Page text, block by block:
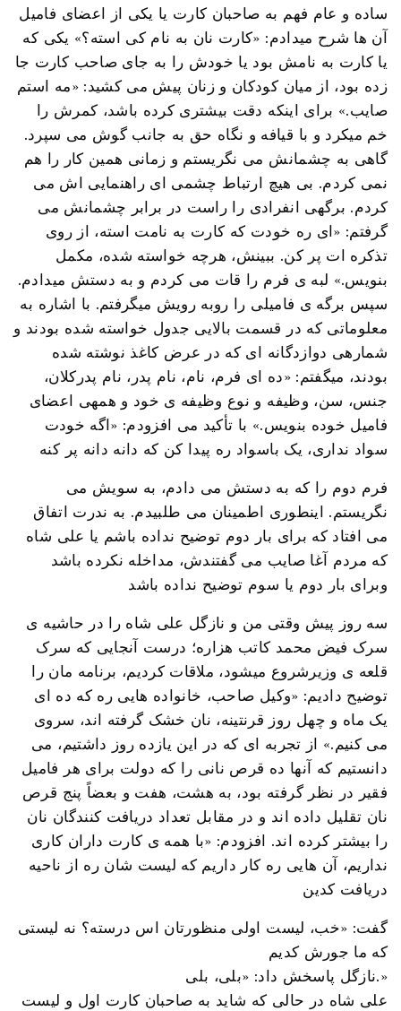
ساده و عام فهم به صاحبان کارت یا یکی از اعضای فامیل
آن ها شرح میدادم: «کارت نان به نام کی استه؟» یکی که
یا کارت به نامش بود یا خودش را به جای صاحب کارت جا
زده بود، از میان کودکان و زنان پیش می کشید: «مه استم
صایب.» برای اینکه دقت بیشتری کرده باشد، کمرش را
خم میکرد و با قیافه و نگاه حق به جانب گوش می سپرد.
گاهی به چشمانش می نگریستم و زمانی همین کار را هم
نمی کردم. بی هیچ ارتباط چشمی ای راهنمایی اش می
کردم. برگهی انفرادی را راست در برابر چشمانش می
گرفتم: «ای ره خودت که کارت به نامت استه، از روی
تذکره ات پر کن. ببینش، هرچه خواسته شده، مکمل
بنویس.» لبه ی فرم را قات می کردم و به دستش میدادم.
سپس برگه ی فامیلی را روبه رویش میگرفتم. با اشاره به
معلوماتی که در قسمت بالایی جدول خواسته شده بودند و
شمارهی دوازدگانه ای که در عرض کاغذ نوشته شده
بودند، میگفتم: «ده ای فرم، نام، نام پدر، نام پدرکلان،
جنس، سن، وظیفه و نوع وظیفه ی خود و همهی اعضای
فامیل خوده بنویس.» با تأکید می افزودم: «اگه خودت
سواد نداری، یک باسواد ره پیدا کن که دانه دانه پر کنه
فرم دوم را که به دستش می دادم، به سویش می
نگریستم. اینطوری اطمینان می طلبیدم. به ندرت اتفاق
می افتاد که برای بار دوم توضیح نداده باشم یا علی شاه
که مردم آغا صایب می گفتندش، مداخله نکرده باشد
وبرای بار دوم یا سوم توضیح نداده باشد
سرک فیض محمد کاتب هزاره؛ درست آنجایی که سرک
قلعه ی وزیرشروع میشود، ملاقات کردیم، برنامه مان را
توضیح دادیم: «وکیل صاحب، خانواده هایی ره که ده ای
یک ماه و چهل روز قرنتینه، نان خشک گرفته اند، سروی
می کنیم.» از تجربه ای که در این یازده روز داشتیم، می
دانستیم که آنها ده قرص نانی را که دولت برای هر فامیل
فقیر در نظر گرفته بود، به هشت، هفت و بعضاً پنج قرص
نان تقلیل داده اند و در مقابل تعداد دریافت کنندگان نان
را بیشتر کرده اند. افزودم: «با همه ی کارت داران کاری
نداریم، آن هایی ره کار داریم که لیست شان ره از ناحیه
دریافت کدین
گفت: «خب، لیست اولی منظورتان اس درسته؟ نه لیستی
که ما جورش کدیم
نازگل پاسخش داد: «بلی، بلی.»
علی شاه در حالی که شاید به صاحبان کارت اول و لیست